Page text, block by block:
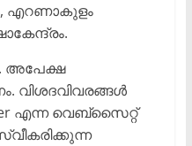
എറണാകുളം
അപേക്ഷ
എന്ന വെബ്സൈറ്റ്